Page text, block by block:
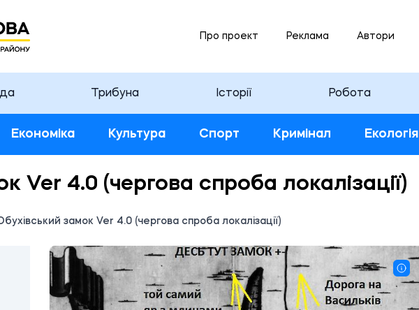
Про проект Реклама Автори
Трибуна Історії Робота
Економіка Культура Спорт Кримінал Екологія
Ver 4.0 (чергова спроба локалізації)
замок Ver 4.0 (чергова спроба локалізації)